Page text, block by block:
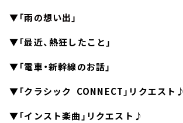
▼「雨の想い出」
▼「最近、熱狂したこと」
▼「電車・新幹線のお話」
▼「クラシック CONNECT」リクエスト♪
▼「インスト楽曲」リクエスト♪